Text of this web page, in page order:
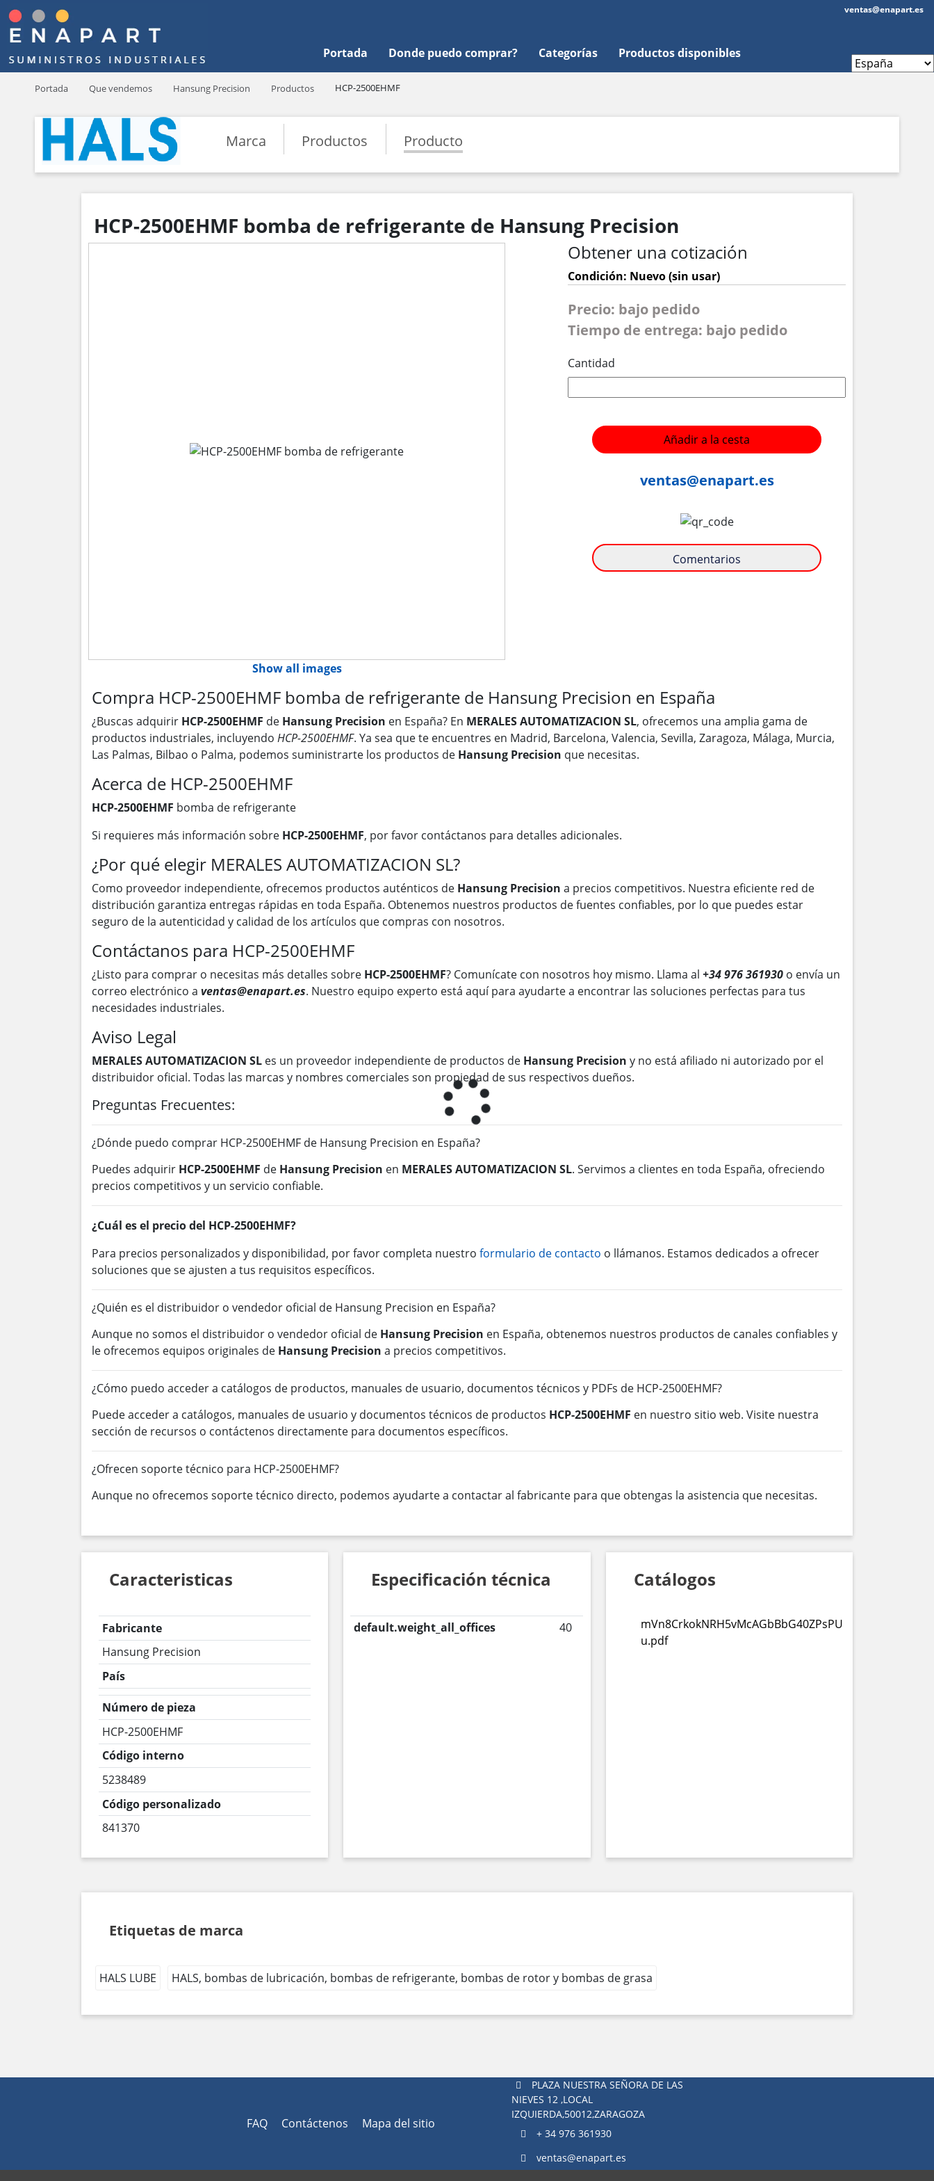
Portada Donde puedo comprar? Categorías Productos disponibles
ventas@enapart.es
Portada Que vendemos Hansung Precision Productos HCP-2500EHMF
Marca Productos Producto
HCP-2500EHMF bomba de refrigerante de Hansung Precision
Show all images
Obtener una cotización
Condición: Nuevo (sin usar)
Precio: bajo pedido
Tiempo de entrega: bajo pedido
Cantidad
Añadir a la cesta
ventas@enapart.es
Comentarios
Compra HCP-2500EHMF bomba de refrigerante de Hansung Precision en España
¿Buscas adquirir HCP-2500EHMF de Hansung Precision en España? En MERALES AUTOMATIZACION SL, ofrecemos una amplia gama de
productos industriales, incluyendo HCP-2500EHMF. Ya sea que te encuentres en Madrid, Barcelona, Valencia, Sevilla, Zaragoza, Málaga, Murcia,
Las Palmas, Bilbao o Palma, podemos suministrarte los productos de Hansung Precision que necesitas.
Acerca de HCP-2500EHMF
HCP-2500EHMF bomba de refrigerante
Si requieres más información sobre HCP-2500EHMF, por favor contáctanos para detalles adicionales.
¿Por qué elegir MERALES AUTOMATIZACION SL?
Como proveedor independiente, ofrecemos productos auténticos de Hansung Precision a precios competitivos. Nuestra eficiente red de
distribución garantiza entregas rápidas en toda España. Obtenemos nuestros productos de fuentes confiables, por lo que puedes estar
seguro de la autenticidad y calidad de los artículos que compras con nosotros.
Contáctanos para HCP-2500EHMF
¿Listo para comprar o necesitas más detalles sobre HCP-2500EHMF? Comunícate con nosotros hoy mismo. Llama al +34 976 361930 o envía un
correo electrónico a ventas@enapart.es. Nuestro equipo experto está aquí para ayudarte a encontrar las soluciones perfectas para tus
necesidades industriales.
Aviso Legal
MERALES AUTOMATIZACION SL es un proveedor independiente de productos de Hansung Precision y no está afiliado ni autorizado por el
distribuidor oficial. Todas las marcas y nombres comerciales son propiedad de sus respectivos dueños.
Preguntas Frecuentes:
¿Dónde puedo comprar HCP-2500EHMF de Hansung Precision en España?
Puedes adquirir HCP-2500EHMF de Hansung Precision en MERALES AUTOMATIZACION SL. Servimos a clientes en toda España, ofreciendo
precios competitivos y un servicio confiable.
¿Cuál es el precio del HCP-2500EHMF?
Para precios personalizados y disponibilidad, por favor completa nuestro formulario de contacto o llámanos. Estamos dedicados a ofrecer
soluciones que se ajusten a tus requisitos específicos.
¿Quién es el distribuidor o vendedor oficial de Hansung Precision en España?
Aunque no somos el distribuidor o vendedor oficial de Hansung Precision en España, obtenemos nuestros productos de canales confiables y
le ofrecemos equipos originales de Hansung Precision a precios competitivos.
¿Cómo puedo acceder a catálogos de productos, manuales de usuario, documentos técnicos y PDFs de HCP-2500EHMF?
Puede acceder a catálogos, manuales de usuario y documentos técnicos de productos HCP-2500EHMF en nuestro sitio web. Visite nuestra
sección de recursos o contáctenos directamente para documentos específicos.
¿Ofrecen soporte técnico para HCP-2500EHMF?
Aunque no ofrecemos soporte técnico directo, podemos ayudarte a contactar al fabricante para que obtengas la asistencia que necesitas.
Caracteristicas
Fabricante
Hansung Precision
País
Número de pieza
HCP-2500EHMF
Código interno
5238489
Código personalizado
841370
Especificación técnica
default.weight_all_offices 40
Catálogos
mVn8CrkokNRH5vMcAGbBbG40ZPsPU
u.pdf
Etiquetas de marca
HALS LUBE HALS, bombas de lubricación, bombas de refrigerante, bombas de rotor y bombas de grasa
FAQ Contáctenos Mapa del sitio
PLAZA NUESTRA SEÑORA DE LAS
NIEVES 12 ,LOCAL
IZQUIERDA,50012,ZARAGOZA
+ 34 976 361930
ventas@enapart.es